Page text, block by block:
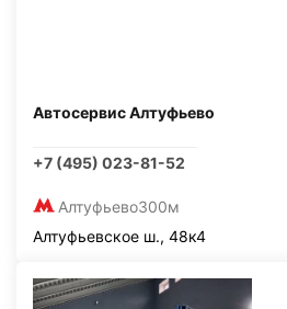
Автосервис Алтуфьево
+7 (495) 023-81-52
Алтуфьево300м
Алтуфьевское ш., 48к4